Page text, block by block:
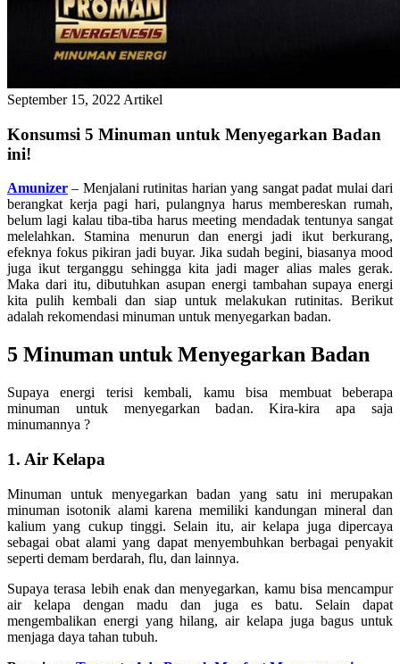
September 15, 2022 Artikel
Konsumsi 5 Minuman untuk Menyegarkan Badan
ini!
Amunizer – Menjalani rutinitas harian yang sangat padat mulai dari
berangkat kerja pagi hari, pulangnya harus membereskan rumah,
belum lagi kalau tiba-tiba harus meeting mendadak tentunya sangat
melelahkan. Stamina menurun dan energi jadi ikut berkurang,
efeknya fokus pikiran jadi buyar. Jika sudah begini, biasanya mood
juga ikut terganggu sehingga kita jadi mager alias males gerak.
Maka dari itu, dibutuhkan asupan energi tambahan supaya energi
kita pulih kembali dan siap untuk melakukan rutinitas. Berikut
adalah rekomendasi minuman untuk menyegarkan badan.
5 Minuman untuk Menyegarkan Badan
Supaya energi terisi kembali, kamu bisa membuat beberapa
minuman untuk menyegarkan badan. Kira-kira apa saja
minumannya ?
1. Air Kelapa
Minuman untuk menyegarkan badan yang satu ini merupakan
minuman isotonik alami karena memiliki kandungan mineral dan
kalium yang cukup tinggi. Selain itu, air kelapa juga dipercaya
sebagai obat alami yang dapat menyembuhkan berbagai penyakit
seperti demam berdarah, flu, dan lainnya.
Supaya terasa lebih enak dan menyegarkan, kamu bisa mencampur
air kelapa dengan madu dan juga es batu. Selain dapat
mengembalikan energi yang hilang, air kelapa juga bagus untuk
menjaga daya tahan tubuh.